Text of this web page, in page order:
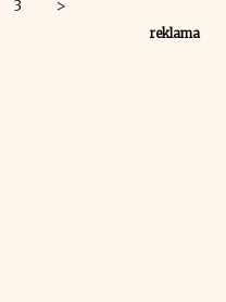
3 >
reklama